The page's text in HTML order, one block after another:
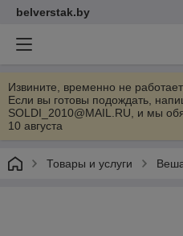
belverstak.by
Извините, временно не
Если вы готовы подождать,
SOLDI_2010@MAIL.RU, и мы
10 августа
Товары и услуги